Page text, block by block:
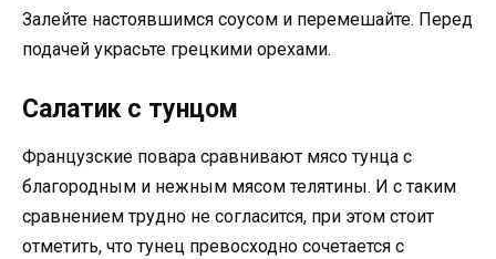
Залейте настоявшимся соусом и перемешайте. Перед
подачей украсьте грецкими орехами.
Салатик с тунцом
Французские повара сравнивают мясо тунца с
благородным и нежным мясом телятины. И с таким
сравнением трудно не согласится, при этом стоит
отметить, что тунец превосходно сочетается с